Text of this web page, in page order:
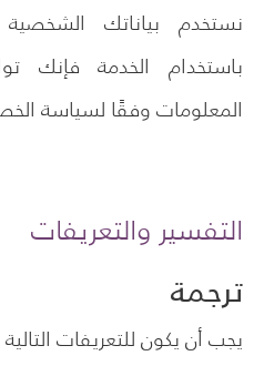
نستخدم بياناتك الشخصية
باستخدام الخدمة فإنك
المعلومات وفقًا لسياسة
التفسير والتعريفات
ترجمة
يجب أن يكون للتعريفات